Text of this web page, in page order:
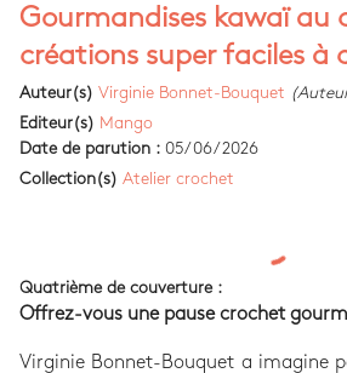
Gourmandises kawaï au
créations super faciles à
Auteur(s) Virginie Bonnet-Bouquet
Editeur(s) Mango
Date de parution : 05/06/2026
Collection(s) Atelier crochet
Quatrième de couverture :
Offrez-vous une pause crochet
Virginie Bonnet-Bouquet a imagine